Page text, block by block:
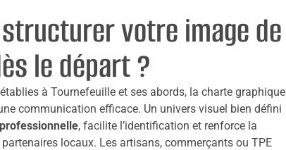
votre image de
le départ ?
à Tournefeuille et ses abords, la charte graphique
communication efficace. Un univers visuel bien défini
, facilite l’identification et renforce la
locaux. Les artisans, commerçants ou TPE